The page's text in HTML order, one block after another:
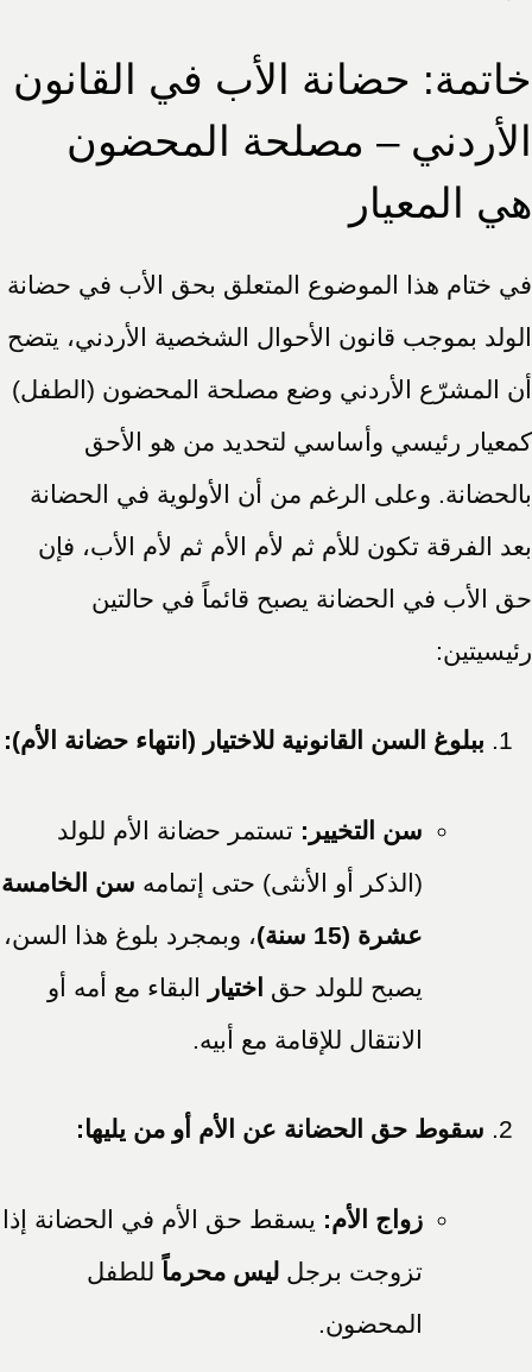
خاتمة: حضانة الأب في القانون
الأردني – مصلحة المحضون
هي المعيار
في ختام هذا الموضوع المتعلق بحق الأب في حضانة
الولد بموجب قانون الأحوال الشخصية الأردني، يتضح
أن المشرّع الأردني وضع مصلحة المحضون (الطفل)
كمعيار رئيسي وأساسي لتحديد من هو الأحق
بالحضانة. وعلى الرغم من أن الأولوية في الحضانة
بعد الفرقة تكون للأم ثم لأم الأم ثم لأم الأب، فإن
حق الأب في الحضانة يصبح قائماً في حالتين
رئيسيتين:
ببلوغ السن القانونية للاختيار (انتهاء حضانة الأم):
سن التخيير: تستمر حضانة الأم للولد
(الذكر أو الأنثى) حتى إتمامه سن الخامسة
عشرة (15 سنة)
، وبمجرد بلوغ هذا السن،
يصبح للولد حق اختيار
البقاء مع أمه أو
الانتقال للإقامة مع أبيه.
سقوط حق الحضانة عن الأم أو من يليها:
زواج الأم: يسقط حق الأم في الحضانة إذا
تزوجت برجلليس محرماً للطفل
المحضون.